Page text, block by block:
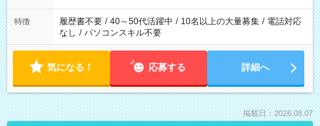
特徴 履歴書不要 / 40～50代活躍中 / 10名以上の大量募集 / 電話対応
なし / パソコンスキル不要
気になる！ 応募する 詳細へ
掲載日：2026.08.07